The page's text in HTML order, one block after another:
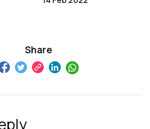
Share